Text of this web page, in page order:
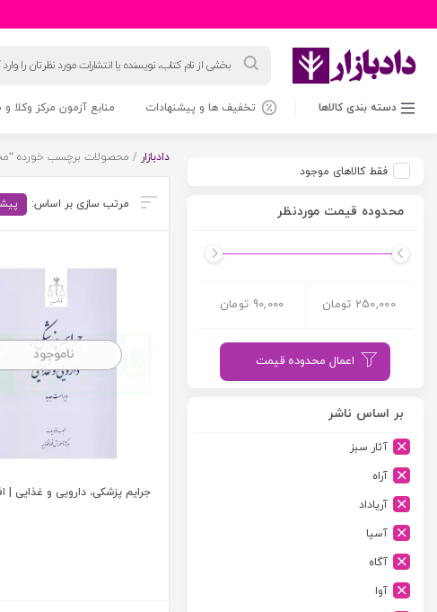
محصولات
دسته بندی کالاها تخفیف ها و پیشنهادات منابع آزمون مرکز وکلا و
فقط کالاهای موجود
محدوده قیمت موردنظر
90,000 تومان 250,000 تومان
اعمال محدوده قیمت
بر اساس ناشر
آثار سبز
آراه
آریاداد
آسیا
آگاه
آوا
دادبازار / محصولات برچسب خورده
ناموجود
جرایم پزشکی، دارویی و غذایی |